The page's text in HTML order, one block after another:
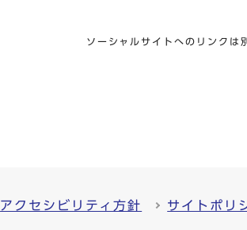
ソーシャルサイトへのリンクは
アクセシビリティ方針 サイトポリ